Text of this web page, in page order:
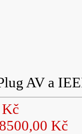
AV a
8500,00 Kč